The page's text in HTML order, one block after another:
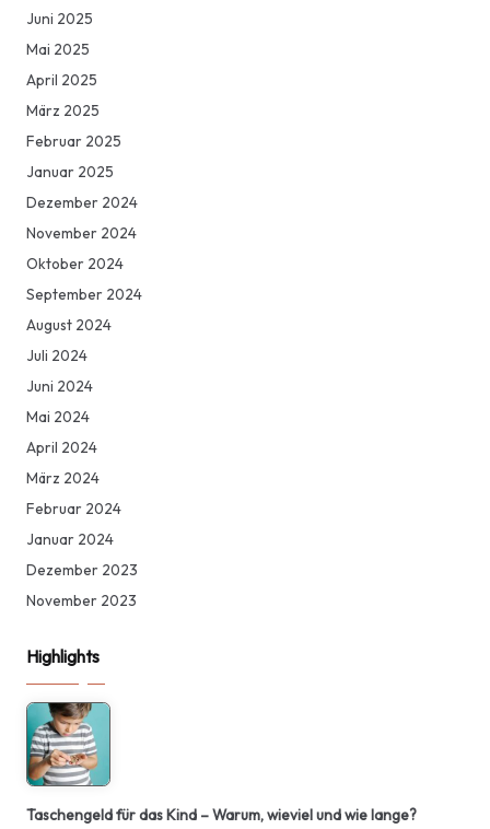
Juni 2025
Mai 2025
April 2025
März 2025
Februar 2025
Januar 2025
Dezember 2024
November 2024
Oktober 2024
September 2024
August 2024
Juli 2024
Juni 2024
Mai 2024
April 2024
März 2024
Februar 2024
Januar 2024
Dezember 2023
November 2023
Highlights
Taschengeld für das Kind – Warum, wieviel und wie lange?